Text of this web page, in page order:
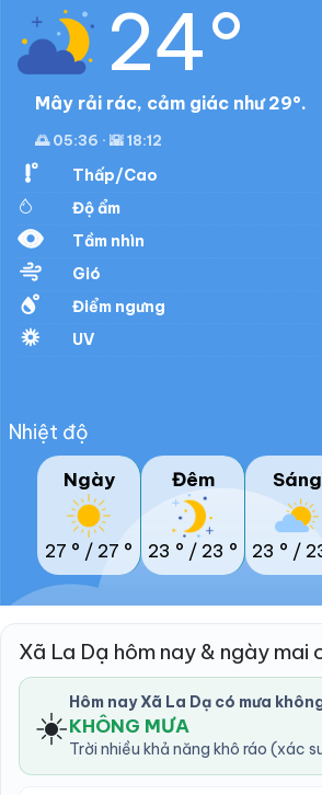
24°
Mây rải rác, cảm giác như 29°.
🌅 05:36 · 🌇 18:12
Thấp/Cao
Độ ẩm
Tầm nhìn
Gió
Điểm ngưng
UV
Nhiệt độ
Ngày
27 ° / 27 °
Đêm
23 ° / 23 °
Sáng
23 ° /
Xã La Dạ hôm nay & ngày mai
☀️ Hôm nay Xã La Dạ có mưa
KHÔNG MƯA
Trời nhiều khả năng khô ráo (xác